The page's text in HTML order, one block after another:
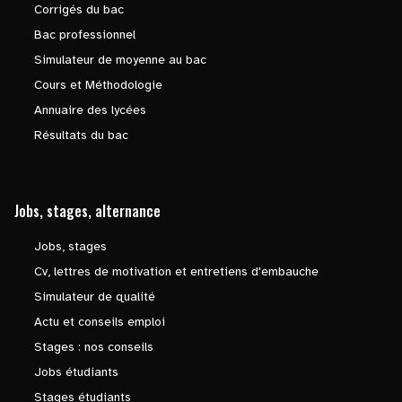
Corrigés du bac
Bac professionnel
Simulateur de moyenne au bac
Cours et Méthodologie
Annuaire des lycées
Résultats du bac
Jobs, stages, alternance
Jobs, stages
Cv, lettres de motivation et entretiens d'embauche
Simulateur de qualité
Actu et conseils emploi
Stages : nos conseils
Jobs étudiants
Stages étudiants